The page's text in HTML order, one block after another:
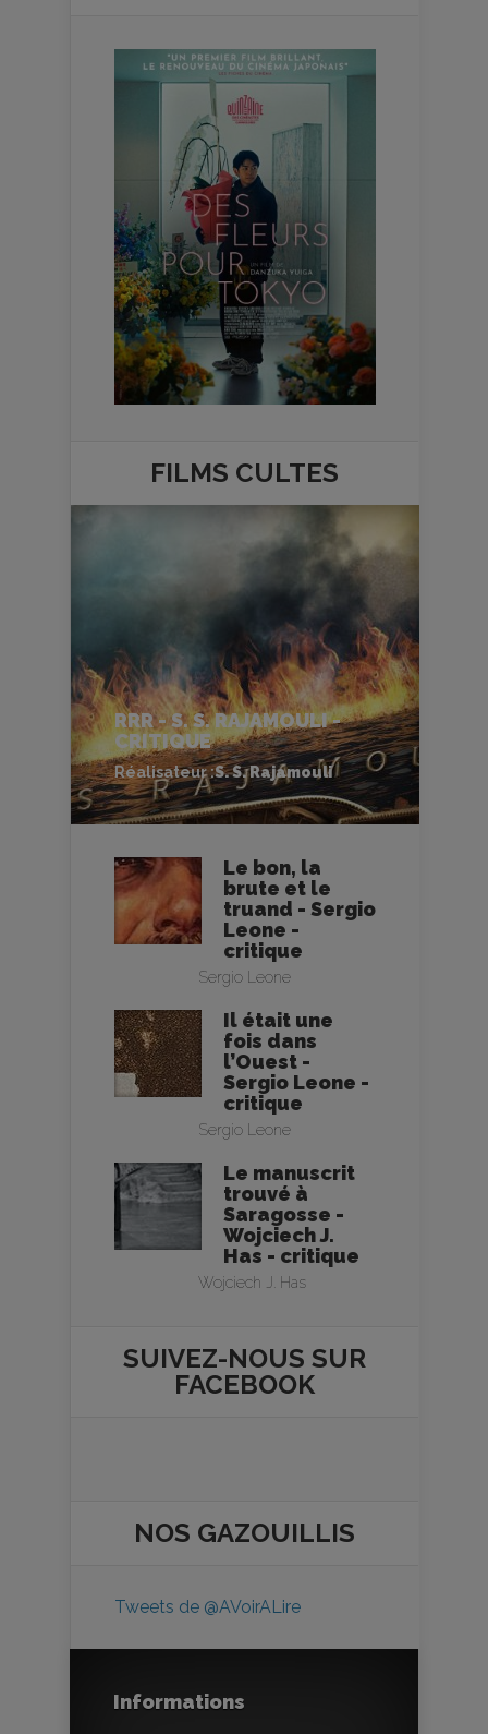
FILMS CULTES
RRR - S. S. RAJAMOULI -
CRITIQUE
Réalisateur :S. S. Rajamouli
Le bon, la
brute et le
truand - Sergio
Leone -
critique
Sergio Leone
Il était une
fois dans
l’Ouest -
Sergio Leone -
critique
Sergio Leone
Le manuscrit
trouvé à
Saragosse -
Wojciech J.
Has - critique
Wojciech J. Has
SUIVEZ-NOUS SUR
FACEBOOK
NOS GAZOUILLIS
Tweets de @AVoirALire
Informations